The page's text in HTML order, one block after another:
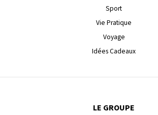
Sport
Vie Pratique
Voyage
Idées Cadeaux
LE GROUPE